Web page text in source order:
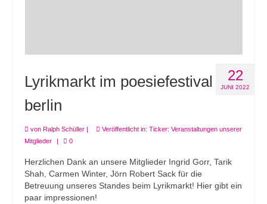
22
JUNI 2022
Lyrikmarkt im poesiefestival
berlin
von Ralph Schüller | Veröffentlicht in: Ticker: Veranstaltungen unserer
Mitglieder
| 0
Herzlichen Dank an unsere Mitglieder Ingrid Gorr, Tarik
Shah, Carmen Winter, Jörn Robert Sack für die
Betreuung unseres Standes beim Lyrikmarkt! Hier gibt ein
paar impressionen!